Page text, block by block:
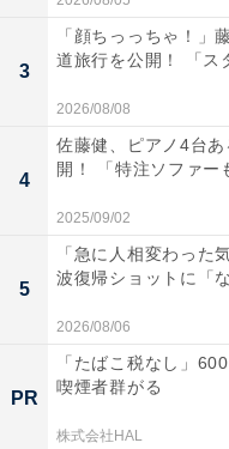
3
「顔ちっっちゃ！」
道旅行を公開！ 「ス
2026/08/08
4
佐藤健、ピアノ4台
開！ 「特注ソファー
2025/09/02
5
「急に人相変わった
波復帰ショットに「
2026/08/06
PR
「たばこ税なし」
喫煙者群がる
株式会社HAL